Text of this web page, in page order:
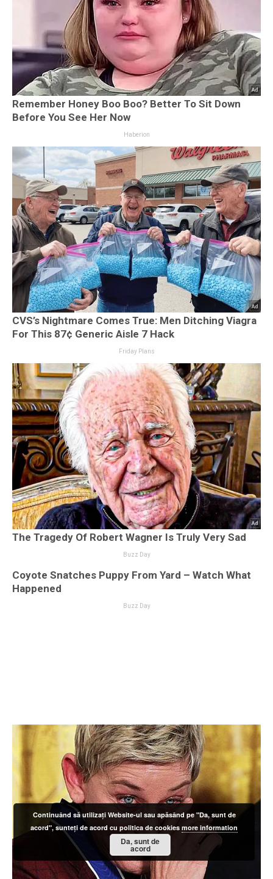
Continuând să utilizați Website-ul sau apăsând pe "Da, sunt de
acord", sunteți de acord cu politica de cookiesmore information
Da, sunt de
acord